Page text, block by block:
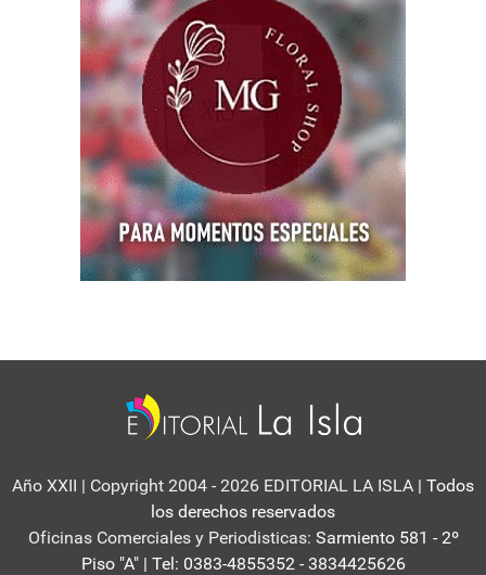
Año XXII | Copyright 2004 - 2026 EDITORIAL LA ISLA | Todos
los derechos reservados
Oficinas Comerciales y Periodisticas: Sarmiento 581 - 2º
Piso "A" | Tel: 0383-4855352 - 3834425626